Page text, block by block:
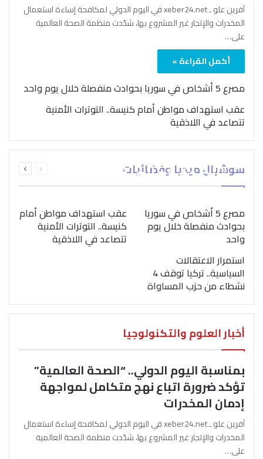
آفرين علو ـ xeber24.net في اليوم الدولي لمكافحة إساءة استعمال
المخدرات والإتجار غير المشروع بها، شدّدت منظمة الصحة العالمية
على…
أكمل القراءة »
مصرع 5 أشخاص في سوريا بحوادث منفصلة خلال يوم واحد
عقب استهداف مواطن أمام كنيسة.. التوترات الأمنية
تتصاعد في اللاذقية
سوشيال ميديا وفضائيات الصفحةالصفحة
بمناسبة اليوم الدولي..
“الصحة العالمية” تؤكد
ضرورة اتباع نهج متكامل
لمواجهة إدمان المخدرات
مصرع 5 أشخاص في سوريا
بحوادث منفصلة خلال يوم
واحد
عقب استهداف مواطن أمام
كنيسة.. التوترات الأمنية
تتصاعد في اللاذقية
استمرار الاعتقالات
السياسية.. تركيا توقف 4
نشطاء من حزب المساواة
أخبار العلوم والتكنولوجيا
بمناسبة اليوم الدولي.. “الصحة العالمية”
تؤكد ضرورة اتباع نهج متكامل لمواجهة
إدمان المخدرات
آفرين علو ـ xeber24.net في اليوم الدولي لمكافحة إساءة استعمال
المخدرات والإتجار غير المشروع بها، شدّدت منظمة الصحة العالمية
على…